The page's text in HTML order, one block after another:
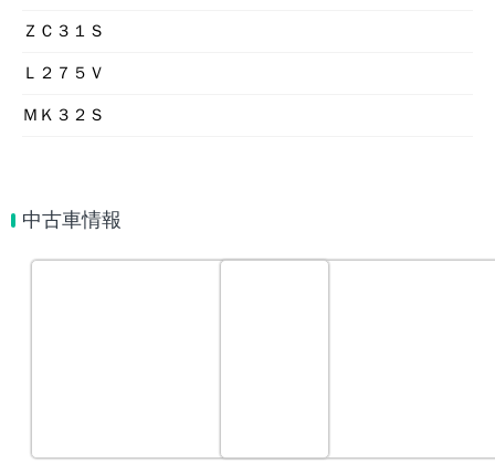
ＺＣ３１Ｓ
Ｌ２７５Ｖ
ＭＫ３２Ｓ
中古車情報